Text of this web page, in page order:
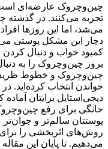
چین‌وچرو‌ک عارضه‌ای است
تجربه می‌کنند. در
می‌شد، اما این روزها
دچار این مشکل پوستی
کمبود خواب و دنبال کردن
بروز چین‌وچرو‌ک را به
چین‌وچرو‌ک و خطوط ظریف
خواندن انتخاب کرده‌‌اید.
خانگی برای رفع
پوستتان سالم‌تر و جوان‌تر
روش‌های اثربخشی را برای
می‌دهیم. تا پایان این